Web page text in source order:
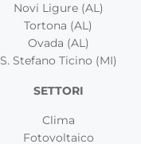
Novi Ligure (AL)
Tortona (AL)
Ovada (AL)
S. Stefano Ticino (MI)
SETTORI
Clima
Fotovoltaico